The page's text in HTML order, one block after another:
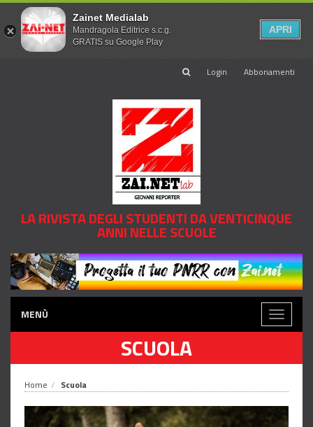
Login Abbonamenti
LA RIVISTA DEGLI STUDENTI DA VENTICINQUE
ANNI NELLE SCUOLE
MENÙ
Toggle
SCUOLA
Home Scuola
Zainet Medialab
Mandragola Editrice s.c.g.
GRATIS su Google Play
APRI